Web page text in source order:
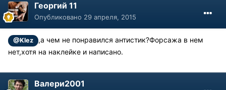
Георгий 11
Опубликовано 29 апреля, 2015
@Klez
,а чем не понравился антистик?Форсажа в нем
нет,хотя на наклейке и написано.
Валери2001